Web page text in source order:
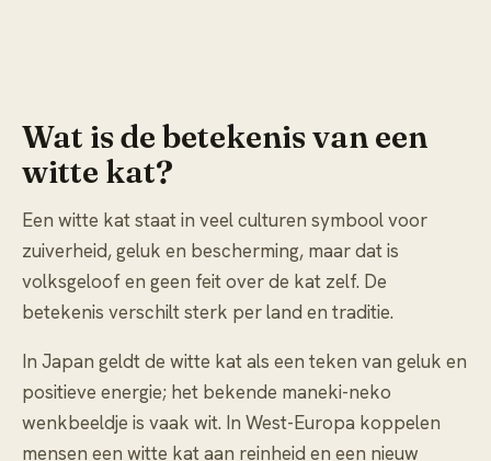
Wat is de betekenis van een
witte kat?
Een witte kat staat in veel culturen symbool voor
zuiverheid, geluk en bescherming, maar dat is
volksgeloof en geen feit over de kat zelf. De
betekenis verschilt sterk per land en traditie.
In Japan geldt de witte kat als een teken van geluk en
positieve energie; het bekende maneki-neko
wenkbeeldje is vaak wit. In West-Europa koppelen
mensen een witte kat aan reinheid en een nieuw